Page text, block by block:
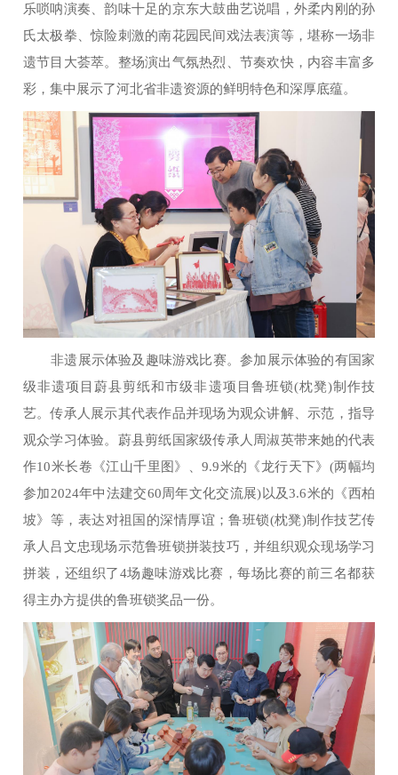
乐唢呐演奏、韵味十足的京东大鼓曲艺说唱，外柔内刚的孙
氏太极拳、惊险刺激的南花园民间戏法表演等，堪称一场非
遗节目大荟萃。整场演出气氛热烈、节奏欢快，内容丰富多
彩，集中展示了河北省非遗资源的鲜明特色和深厚底蕴。
非遗展示体验及趣味游戏比赛。参加展示体验的有国家
级非遗项目蔚县剪纸和市级非遗项目鲁班锁(枕凳)制作技
艺。传承人展示其代表作品并现场为观众讲解、示范，指导
观众学习体验。蔚县剪纸国家级传承人周淑英带来她的代表
作10米长卷《江山千里图》、9.9米的《龙行天下》(两幅均
参加2024年中法建交60周年文化交流展)以及3.6米的《西柏
坡》等，表达对祖国的深情厚谊；鲁班锁(枕凳)制作技艺传
承人吕文忠现场示范鲁班锁拼装技巧，并组织观众现场学习
拼装，还组织了4场趣味游戏比赛，每场比赛的前三名都获
得主办方提供的鲁班锁奖品一份。